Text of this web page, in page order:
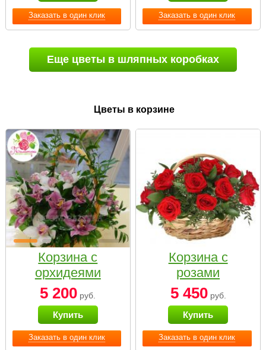
Заказать в один клик Заказать в один клик
Еще цветы в шляпных коробках
Цветы в корзине
Заказать в один клик
Корзина с
орхидеями
малая
5 200 руб.
Купить
Заказать в один клик
Корзина с
розами
«Красный
Париж»
5 450руб.
Купить